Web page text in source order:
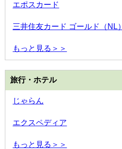
エポスカード
三井住友カード ゴールド（NL）
もっと見る＞＞
旅行・ホテル
じゃらん
エクスペディア
もっと見る＞＞